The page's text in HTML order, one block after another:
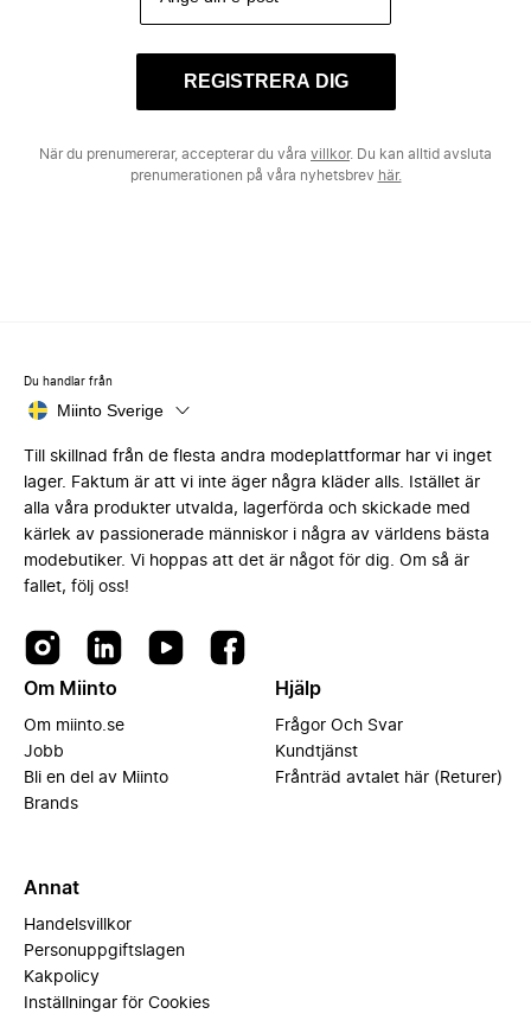
REGISTRERA DIG
När du prenumererar, accepterar du våra villkor. Du kan alltid avsluta
prenumerationen på våra nyhetsbrev här.
Du handlar från
Miinto Sverige
Till skillnad från de flesta andra modeplattformar har vi inget
lager. Faktum är att vi inte äger några kläder alls. Istället är
alla våra produkter utvalda, lagerförda och skickade med
kärlek av passionerade människor i några av världens bästa
modebutiker. Vi hoppas att det är något för dig. Om så är
fallet, följ oss!
Om Miinto
Om miinto.se
Jobb
Bli en del av Miinto
Brands
Hjälp
Frågor Och Svar
Kundtjänst
Frånträd avtalet här (Returer)
Annat
Handelsvillkor
Personuppgiftslagen
Kakpolicy
Inställningar för Cookies